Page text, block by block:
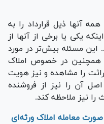
آنها ذیل قرارداد را به
یکی یا برخی از آنها از
این مسئله بیش‌تر در مورد
همچنین در خصوص املاک
را مشاهده و نیز هویت
اصل آن را نیز از فروشنده
را نیز ملاحظه کند.
معامله املاک ورثه‌ای